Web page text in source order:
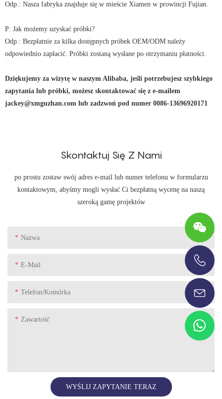
Odp.: Nasza fabryka znajduje się w mieście Xiamen w prowincji Fujian.
P: Jak możemy uzyskać próbki?
Odp.: Bezpłatnie za kilka dostępnych próbek OEM/ODM należy
odpowiednio zapłacić. Próbki zostaną wysłane po otrzymaniu płatności.
Dziękujemy za wizytę w naszym Alibaba, jeśli potrzebujesz szybkiego
zapytania lub próbki, możesz skontaktować się z e-mailem
jackey@xmguzhan.com lub zadzwoń pod numer 0086-13696920171
Skontaktuj Się Z Nami
po prostu zostaw swój adres e-mail lub numer telefonu w formularzu
kontaktowym, abyśmy mogli wysłać Ci bezpłatną wycenę na naszą
szeroką gamę projektów
Nazwa
E-Mail
Telefon/komórka
Zawartość
WYŚLIJ ZAPYTANIE TERAZ